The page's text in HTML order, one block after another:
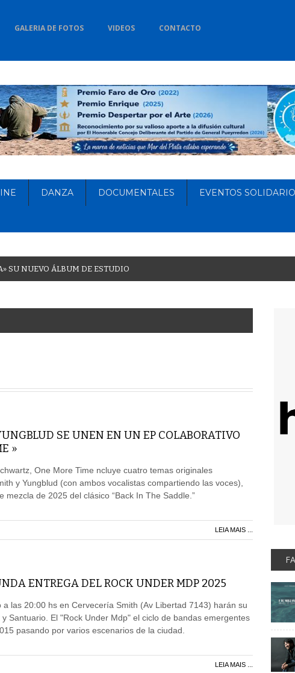
GALERIA DE FOTOS VIDEOS CONTACTO
DANZA DOCUMENTALES EVENTOS
» SU NUEVO ÁLBUM DE ESTUDIO
SE UNEN EN UN EP COLABORATIVO
»
One More Time ncluye cuatro temas originales
y Yungblud (con ambos vocalistas compartiendo las voces),
mezcla de 2025 del clásico “Back In The Saddle.”
LEIA MAIS ...
ENTREGA DEL ROCK UNDER MDP 2025
a las 20:00 hs en Cervecería Smith (Av Libertad 7143) harán su
Santuario. El "Rock Under Mdp" el ciclo de bandas emergentes
pasando por varios escenarios de la ciudad.
LEIA MAIS ...